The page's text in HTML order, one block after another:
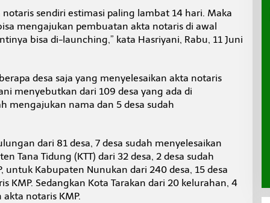
sendiri estimasi paling lambat 14 hari. Maka
mengajukan pembuatan akta notaris di awal
bisa di-launching,” kata Hasriyani, Rabu, 11 Juni
desa saja yang menyelesaikan akta notaris
menyebutkan dari 109 desa yang ada di
mengajukan nama dan 5 desa sudah
dari 81 desa, 7 desa sudah menyelesaikan
Tana Tidung (KTT) dari 32 desa, 2 desa sudah
untuk Kabupaten Nunukan dari 240 desa, 15 desa
KMP. Sedangkan Kota Tarakan dari 20 kelurahan, 4
notaris KMP.